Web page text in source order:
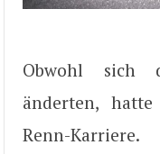
Obwohl sich
änderten,
Renn-